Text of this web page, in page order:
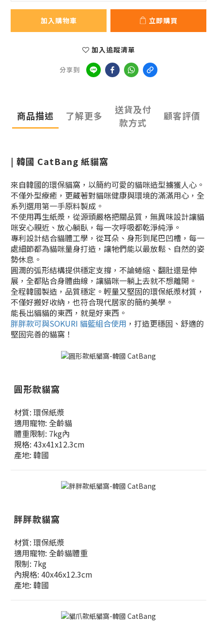
加入購物車 立即購買
加入追蹤清單
分享到
商品描述 了解更多
送貨及付
款方式
顧客評價
| 韓國 CatBang 紙貓窩
來自韓國的環保貓窩，以簡約可愛的貓咪造型擄獲人心。
不僅外型療癒，更藏著對貓咪健康與環境的滿滿用心，全
系列選用第一手原料製成。
不使用再生紙漿，從源頭嚴格把關品質，無異味設計讓貓
咪安心親近、放心躺臥，每一次呼吸都乾淨純淨。
專利設計結合貓體工學，從耳朵、身形到尾巴凹槽，每一
處細節都為貓咪量身打造，讓牠們能以最放鬆、自然的姿
勢休息。
圓潤的弧形結構提供穩定支撐，不論蜷縮、翻肚還是伸
展，全都貼合身體曲線，讓貓咪一躺上去就不想離開。
全程韓國製造，品質穩定。輕量又堅固的環保紙漿材質，
不僅好搬好收納，也符合現代居家的簡約美學。
能長出貓貓的東西，就是好東西。
胖胖款可與SOKURI 貓籃組合使用 ，打造更穩固、舒適的
堅固完善的貓窩！
圓形款貓窩
材質: 環保紙漿
適用寵物: 全齡貓
體重限制: 7kg內
規格: 43x41x12.3cm
產地: 韓國
胖胖款貓窩
材質: 環保紙漿
適用寵物: 全齡貓體重
限制: 7kg
內規格: 40x46x12.3cm
產地: 韓國